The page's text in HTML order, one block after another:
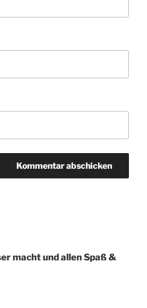
macht und allen Spaß &